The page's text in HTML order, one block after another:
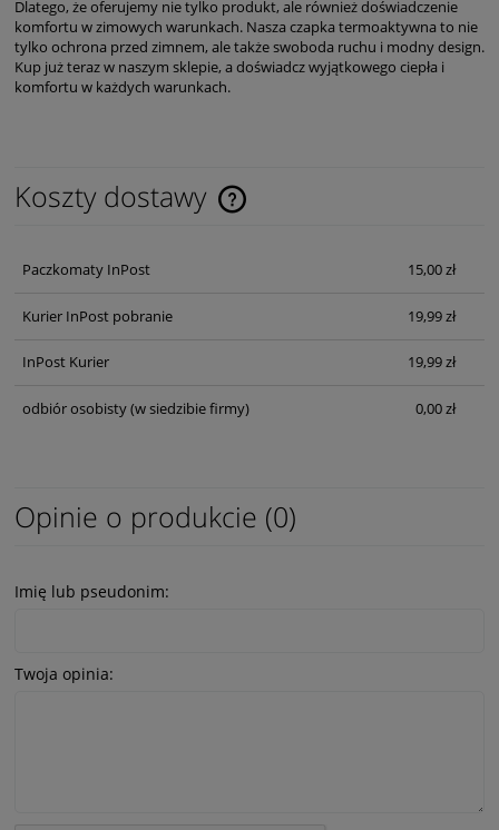
Dlatego, że oferujemy nie tylko produkt, ale również doświadczenie
komfortu w zimowych warunkach. Nasza czapka termoaktywna to nie
tylko ochrona przed zimnem, ale także swoboda ruchu i modny design.
Kup już teraz w naszym sklepie, a doświadcz wyjątkowego ciepła i
komfortu w każdych warunkach.
Koszty dostawy
Cena nie zawiera ewentualnych kosztów płatności
Paczkomaty InPost 15,00 zł
Kurier InPost pobranie 19,99 zł
InPost Kurier 19,99 zł
odbiór osobisty(w siedzibie firmy) 0,00 zł
Opinie o produkcie (0)
Imię lub pseudonim:
Twoja opinia: